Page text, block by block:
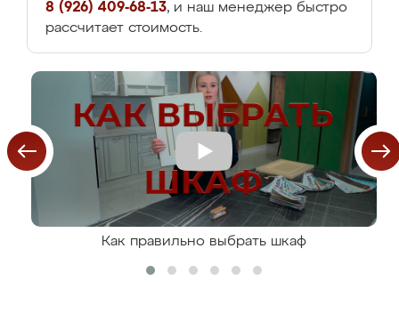
8 (926) 409-68-13, и наш менеджер быстро
рассчитает стоимость.
Как правильно выбрать шкаф